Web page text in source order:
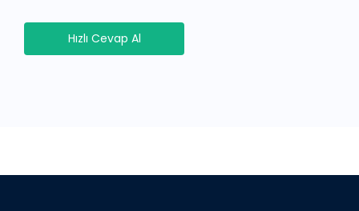
Hızlı Cevap Al